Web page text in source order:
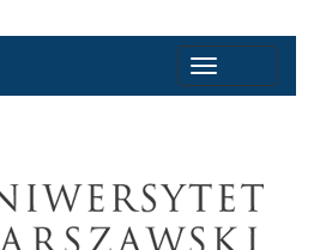
navigation